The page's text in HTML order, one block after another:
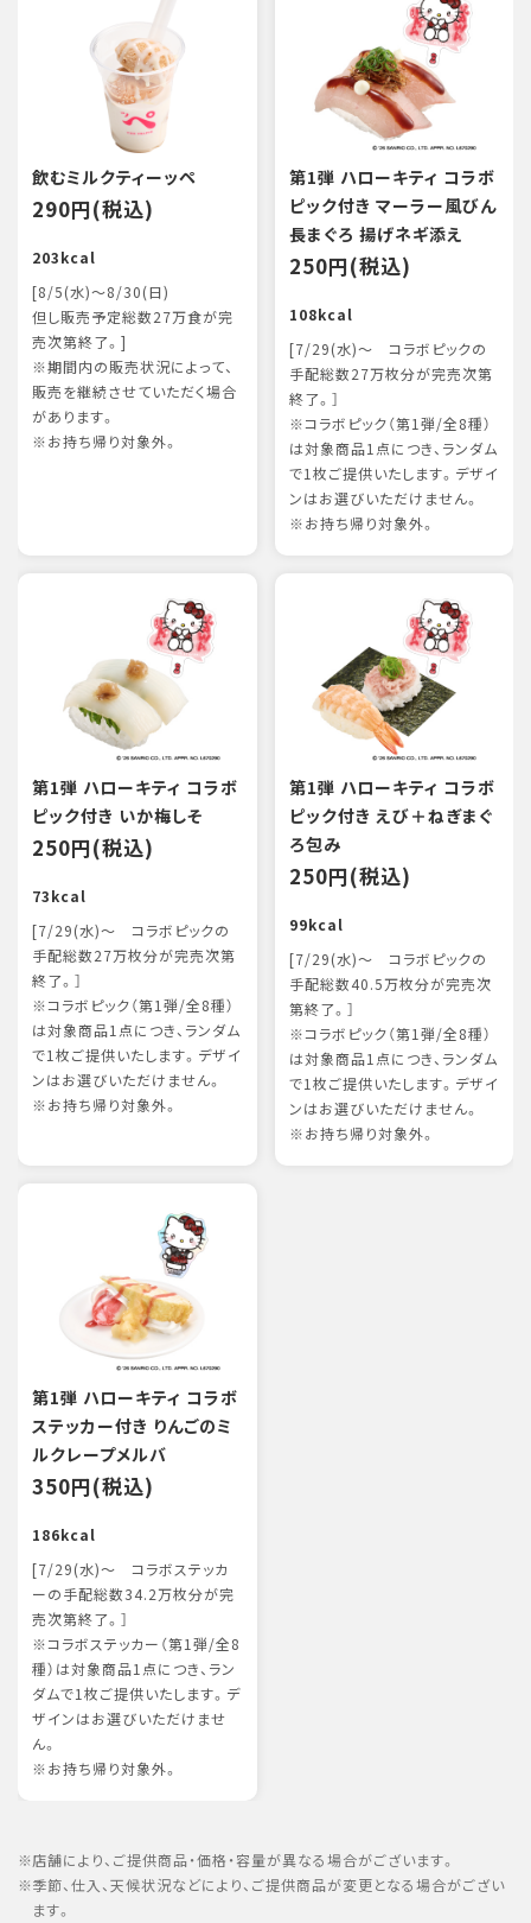
飲むミルクティーッペ
290円(税込)
203kcal
[8/5(水)～8/30(日)
但し販売予定総数27万食が完
売次第終了。]
※期間内の販売状況によって、
販売を継続させていただく場合
があります。
※お持ち帰り対象外。
第1弾 ハローキティ コラボ
ピック付き マーラー風びん
長まぐろ 揚げネギ添え
250円(税込)
108kcal
[7/29(水)～ コラボピックの
手配総数27万枚分が完売次第
終了。］
※コラボピック（第1弾/全8種）
は対象商品1点につき、ランダム
で1枚ご提供いたします。デザイ
ンはお選びいただけません。
※お持ち帰り対象外。
第1弾 ハローキティ コラボ
ピック付き いか梅しそ
250円(税込)
73kcal
[7/29(水)～ コラボピックの
手配総数27万枚分が完売次第
終了。］
※コラボピック（第1弾/全8種）
は対象商品1点につき、ランダム
で1枚ご提供いたします。デザイ
ンはお選びいただけません。
※お持ち帰り対象外。
第1弾 ハローキティ コラボ
ピック付き えび＋ねぎまぐ
ろ包み
250円(税込)
99kcal
[7/29(水)～ コラボピックの
手配総数40.5万枚分が完売次
第終了。］
※コラボピック（第1弾/全8種）
は対象商品1点につき、ランダム
で1枚ご提供いたします。デザイ
ンはお選びいただけません。
※お持ち帰り対象外。
第1弾 ハローキティ コラボ
ステッカー付き りんごのミ
ルクレープメルバ
350円(税込)
186kcal
[7/29(水)～ コラボステッカ
ーの手配総数34.2万枚分が完
売次第終了。］
※コラボステッカー（第1弾/全8
種）は対象商品1点につき、ラン
ダムで1枚ご提供いたします。デ
ザインはお選びいただけませ
ん。
※お持ち帰り対象外。
店舗により、ご提供商品・価格・容量が異なる場合がございます。
季節、仕入、天候状況などにより、ご提供商品が変更となる場合がござい
ます。